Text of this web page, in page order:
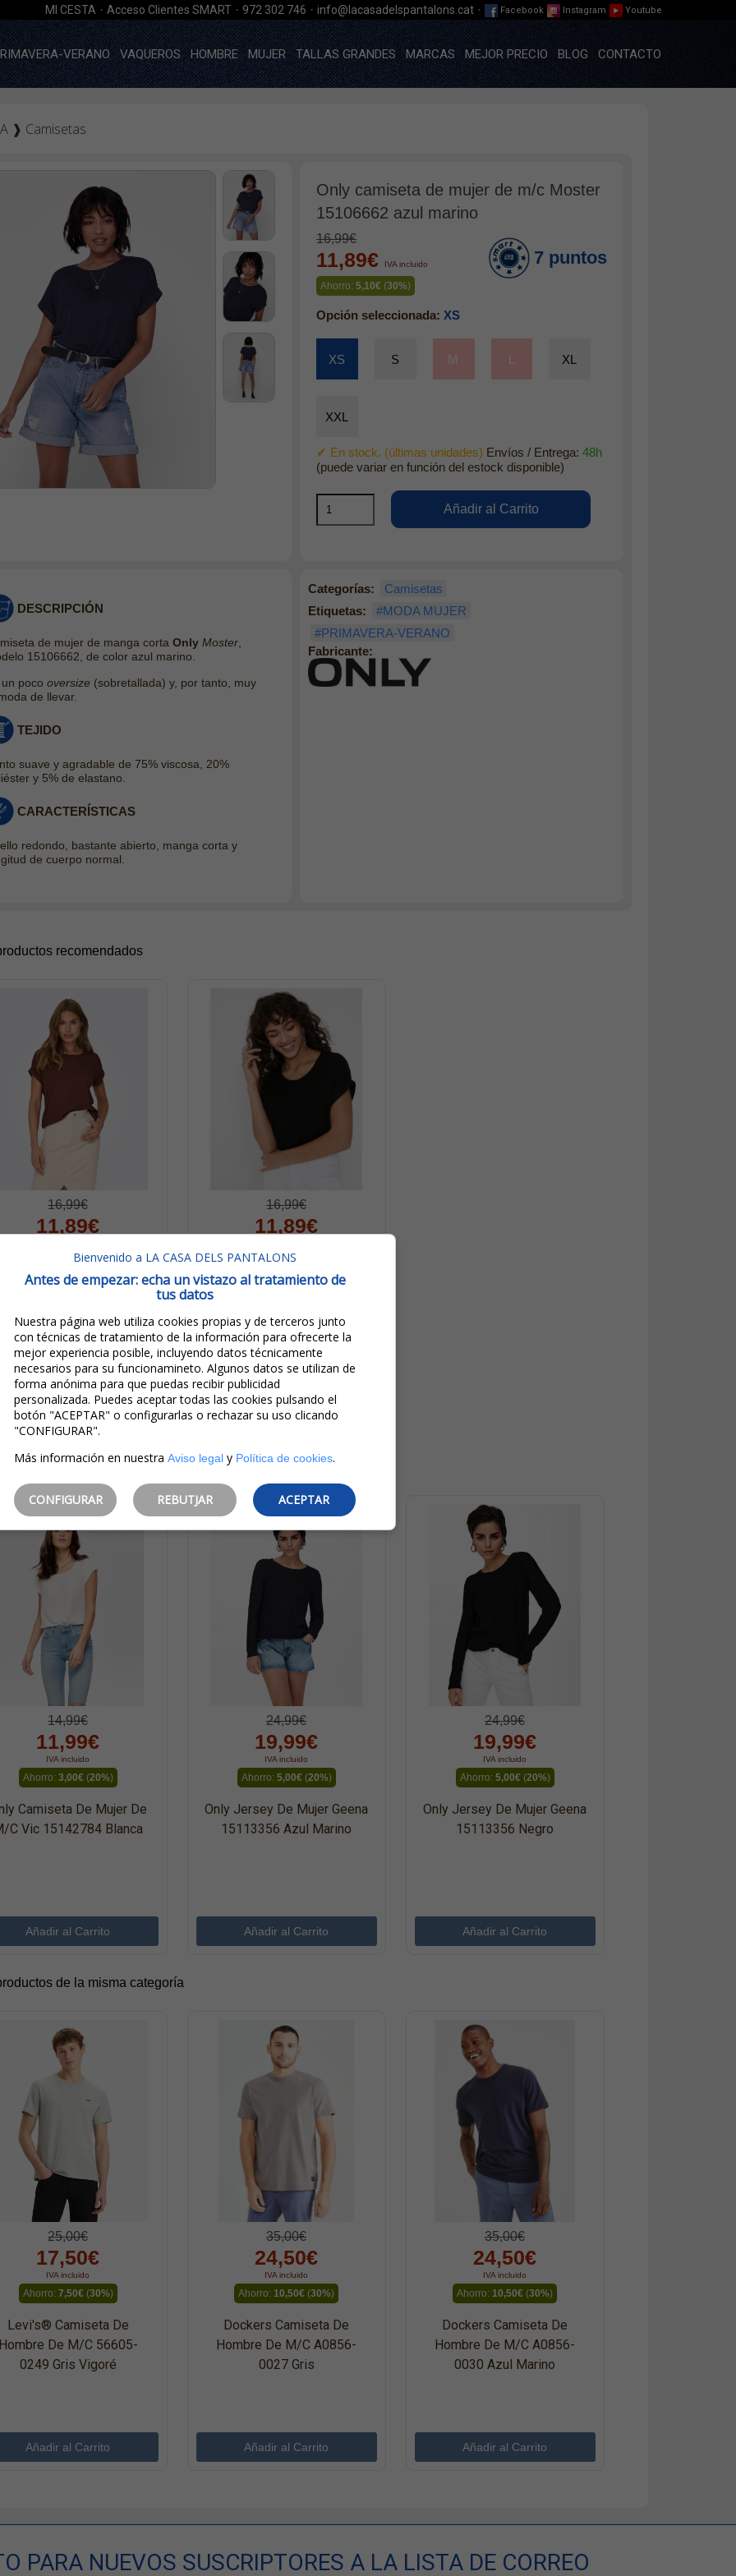
MI CESTA · Acceso Clientes SMART · 972 302 746 · info@lacasadelspantalons.cat · Facebook Instagram Youtube
VERANO VAQUEROS HOMBRE MUJER TALLAS GRANDES MARCAS MEJOR PRECIO BLOG CONTACTO
❱ Camisetas
Only camiseta de mujer de m/c Moster
15106662 azul marino
16,99€
11,89€ IVA incluido
Ahorro:5,10€ (30%)
7 puntos
Opción seleccionada: XS
XS S M XL
XXL
✔ En stock. (últimas unidades) Envíos / Entrega:48h
(puede variar en función del estock disponible)
DESCRIPCIÓN
de mujer de manga corta Only Moster,
15106662, de color azul marino.
poco oversize (sobretallada) y, por tanto, muy
de llevar.
TEJIDO
suave y agradable de 75% viscosa, 20%
y 5% de elastano.
CARACTERÍSTICAS
redondo, bastante abierto, manga corta y
de cuerpo normal.
Categorías:
Camisetas
Etiquetas:
#MODA MUJER
#PRIMAVERA-VERANO
Fabricante:
recomendados
16,99€
11,89€
5,10€(30%)
Moster 15106662 Ocre
Oscuro
16,99€
11,89€
Ahorro:5,10€
M/c Moster 15106662
Negra
de la misma marca
14,99€
11,99€
IVA incluido
Ahorro: 3,00€(20%)
Camiseta De Mujer De
c Vic 15142784 Blanca
24,99€
19,99€
IVA incluido
Ahorro: 5,00€(20%)
Only Jersey De Mujer Geena
15113356 Azul Marino
24,99€
19,99€
IVA incluido
Ahorro: 5,00€(20%)
Only Jersey De Mujer Geena
15113356 Negro
de la misma categoría
25,00€
17,50€
IVA incluido
Ahorro: 7,50€(30%)
Levi's® Camiseta De
De M/c 56605-
0249 Gris Vigoré
35,00€
24,50€
IVA incluido
Ahorro: 10,50€ (30%)
Dockers Camiseta De
Hombre De M/c A0856-
0027 Gris
35,00€
24,50€
IVA incluido
Ahorro: 10,50€ (30%)
Dockers Camiseta De
Hombre De M/c A0856-
0030 Azul Marino
PARA NUEVOS SUSCRIPTORES A LA LISTA DE CORREO
Bienvenido a LA CASA DELS PANTALONS
Antes de empezar: echa un vistazo al tratamiento de
tus datos
Nuestra página web utiliza cookies propias y de terceros junto
con técnicas de tratamiento de la información para ofrecerte la
mejor experiencia posible, incluyendo datos técnicamente
necesarios para su funcionamineto. Algunos datos se utilizan de
forma anónima para que puedas recibir publicidad
personalizada. Puedes aceptar todas las cookies pulsando el
botón "ACEPTAR" o configurarlas o rechazar su uso clicando
"CONFIGURAR".
Más información en nuestra Aviso legal y Política de cookies.
CONFIGURAR REBUTJAR ACEPTAR